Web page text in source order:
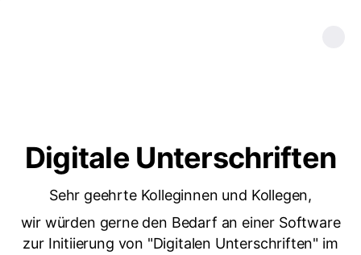
Digitale Unterschriften
Sehr geehrte Kolleginnen und Kollegen,
wir würden gerne den Bedarf an einer Software
zur Initiierung von "Digitalen Unterschriften" im